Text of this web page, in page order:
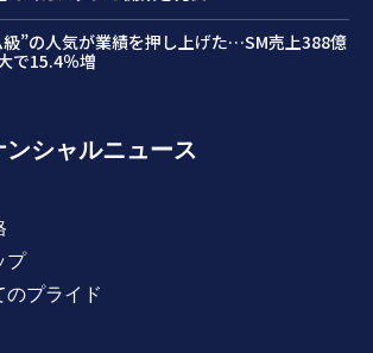
”の人気が業績を押し上げた…SM売上388億
で15.4％増
シャルニュース
プ
のプライド